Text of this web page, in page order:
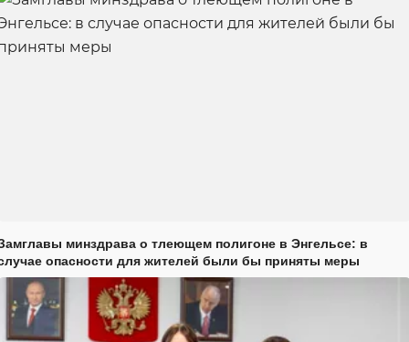
минздрава о тлеющем полигоне в Энгельсе: в
опасности для жителей были бы приняты меры